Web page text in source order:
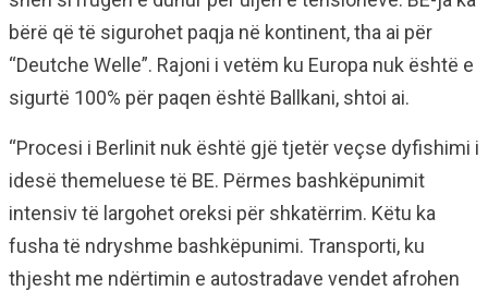
bërë që të sigurohet paqja në kontinent, tha ai për
“Deutche Welle”. Rajoni i vetëm ku Europa nuk është e
sigurtë 100% për paqen është Ballkani, shtoi ai.
“Procesi i Berlinit nuk është gjë tjetër veçse dyfishimi i
idesë themeluese të BE. Përmes bashkëpunimit
intensiv të largohet oreksi për shkatërrim. Këtu ka
fusha të ndryshme bashkëpunimi. Transporti, ku
thjesht me ndërtimin e autostradave vendet afrohen